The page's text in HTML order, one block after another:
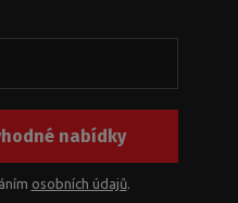
nabídky
osobních údajů.